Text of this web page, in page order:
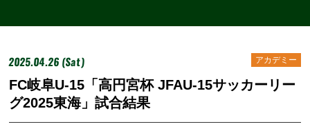
2025.04.26 (Sat) アカデミー
FC岐阜U-15「高円宮杯 JFAU-15サッカーリー
グ2025東海」試合結果